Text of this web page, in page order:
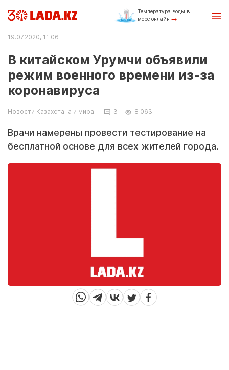
Температура воды в
море онлайн
19.07.2020, 11:06
В китайском Урумчи объявили
режим военного времени из-за
коронавируса
Новости Казахстана и мира 3 8 063
Врачи намерены провести тестирование на
бесплатной основе для всех жителей города.